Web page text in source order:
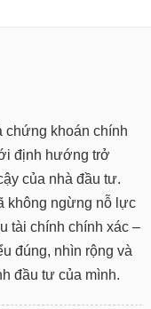
chứng khoán chính
định hướng trở
của nhà đầu tư.
không ngừng nỗ lực
tài chính chính xác –
đúng, nhìn rộng và
đầu tư của mình.